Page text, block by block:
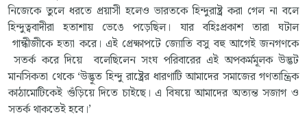
নিজেকে তুলে ধরতে প্রয়াসী হলেও ভারতকে হিন্দুরাষ্ট্র করা গেল না বলে
হিন্দুত্ববাদীরা হতাশায় ভেঙে পড়েছিল। যার বহিঃপ্রকাশ তারা ঘটাল
গান্ধীজীকে হত্যা করে। এই প্রেক্ষাপটে জ্যোতি বসু বহু আগেই জনগণকে
সতর্ক করে দিয়ে বলেছিলেন সংঘ পরিবারের এই অপকর্মমূলক উদ্ভট
মানসিকতা থেকে ‘উদ্ভূত হিন্দু রাষ্ট্রের ধারণাটি আমাদের সমাজের গণতান্ত্রিক
কাঠামোটিকেই গুঁড়িয়ে দিতে চাইছে। এ বিষয়ে আমাদের অত্যন্ত সজাগ ও
সতর্ক থাকতেই হবে।’